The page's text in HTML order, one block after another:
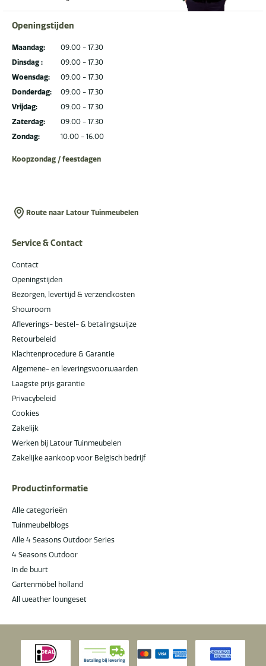
Openingstijden
Maandag:
Dinsdag :
Woensdag:
Donderdag:
Vrijdag:
Zaterdag:
Zondag:
09.00 - 17.30
09.00 - 17.30
09.00 - 17.30
09.00 - 17.30
09.00 - 17.30
09.00 - 17.30
10.00 - 16.00
Koopzondag / feestdagen
Route naar Latour Tuinmeubelen
Service & Contact
Contact
Openingstijden
Bezorgen, levertijd & verzendkosten
Showroom
Afleverings- bestel- & betalingswijze
Retourbeleid
Klachtenprocedure & Garantie
Algemene- en leveringsvoorwaarden
Laagste prijs garantie
Privacybeleid
Cookies
Zakelijk
Werken bij Latour Tuinmeubelen
Zakelijke aankoop voor Belgisch bedrijf
Productinformatie
Alle categorieën
Tuinmeubelblogs
Alle 4 Seasons Outdoor Series
4 Seasons Outdoor
In de buurt
Gartenmöbel holland
All weather loungeset